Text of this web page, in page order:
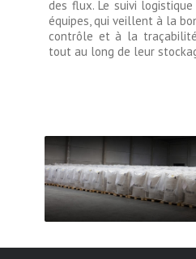
des flux. Le suivi
équipes, qui veillent à la
contrôle et à la traçabilité
tout au long de leur